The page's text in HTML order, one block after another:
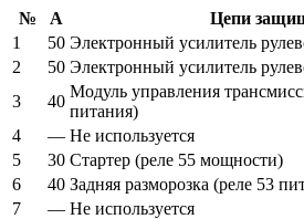
№ А
Цепи
1
50 Электронный усилитель
2
50 Электронный усилитель
3
40
Модуль управления
питания)
4
— Не используется
5
30 Стартер (реле 55 мощности)
6
40 Задняя разморозка (реле 53
7
— Не используется